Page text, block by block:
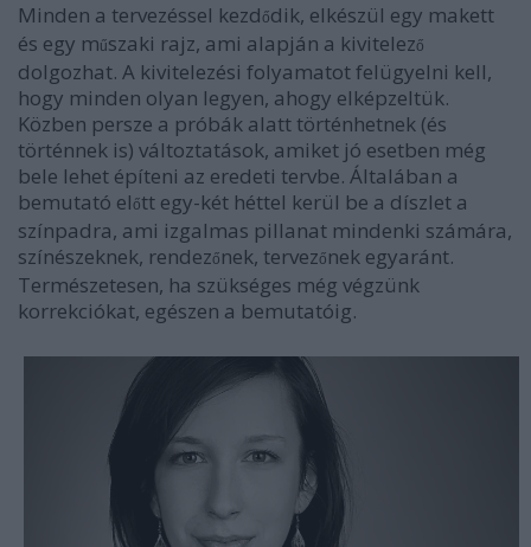
Minden a tervezéssel kezdődik, elkészül egy makett
és egy műszaki rajz, ami alapján a kivitelező
dolgozhat. A kivitelezési folyamatot felügyelni kell,
hogy minden olyan legyen, ahogy elképzeltük.
Közben persze a próbák alatt történhetnek (és
történnek is) változtatások, amiket jó esetben még
bele lehet építeni az eredeti tervbe. Általában a
bemutató előtt egy-két héttel kerül be a díszlet a
színpadra, ami izgalmas pillanat mindenki számára,
színészeknek, rendező nek, tervező nek egyaránt.
Természetesen, ha szükséges még végzünk
korrekciókat, egészen a bemutatóig.